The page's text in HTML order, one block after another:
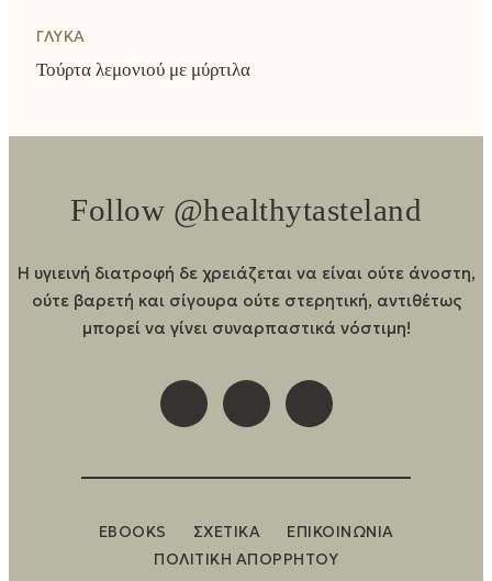
ΓΛΥΚΆ
Τούρτα λεμονιού με μύρτιλα
Follow @healthytasteland
Η υγιεινή διατροφή δε χρειάζεται να είναι ούτε άνοστη,
ούτε βαρετή και σίγουρα ούτε στερητική, αντιθέτως
μπορεί να γίνει συναρπαστικά νόστιμη!
EBOOKS ΣΧΕΤΙΚΑ
ΕΠΙΚΟΙΝΩΝΙΑ
ΠΟΛΙΤΙΚΗ ΑΠΟΡΡΗΤΟΥ